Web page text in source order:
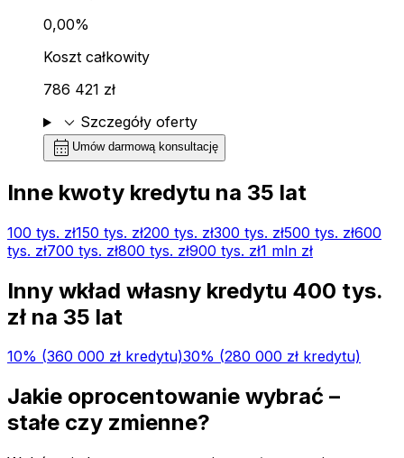
0,00%
Koszt całkowity
786 421 zł
expand_more Szczegóły oferty
calendar_month Umów darmową konsultację
Inne kwoty kredytu na 35 lat
100 tys. zł150 tys. zł200 tys. zł300 tys. zł500 tys. zł600
tys. zł700 tys. zł800 tys. zł900 tys. zł1 mln zł
Inny wkład własny kredytu 400 tys.
zł na 35 lat
10% (360 000 zł kredytu)30% (280 000 zł kredytu)
Jakie oprocentowanie wybrać –
stałe czy zmienne?